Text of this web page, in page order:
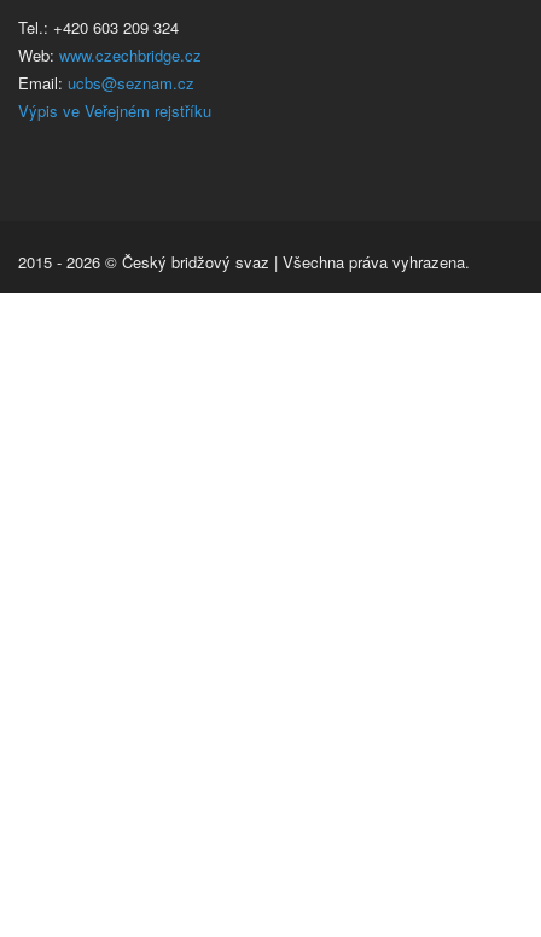
Tel.: +420 603 209 324
Web: www.czechbridge.cz
Email: ucbs@seznam.cz
Výpis ve Veřejném rejstříku
2015 - 2026 © Český bridžový svaz | Všechna práva vyhrazena.